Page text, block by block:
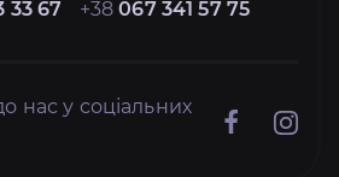
33 67 +38067 341 57 75
нас у соціальних